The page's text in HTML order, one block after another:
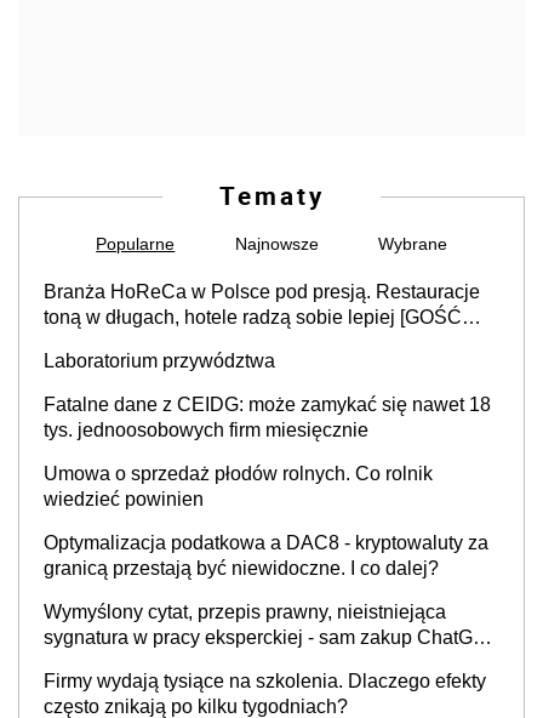
Tematy
Popularne Najnowsze Wybrane
Branża HoReCa w Polsce pod presją. Restauracje
toną w długach, hotele radzą sobie lepiej [GOŚĆ
Laboratorium przywództwa
Fatalne dane z CEIDG: może zamykać się nawet 18
tys. jednoosobowych firm miesięcznie
Umowa o sprzedaż płodów rolnych. Co rolnik
wiedzieć powinien
Optymalizacja podatkowa a DAC8 - kryptowaluty za
granicą przestają być niewidoczne. I co dalej?
Wymyślony cytat, przepis prawny, nieistniejąca
sygnatura w pracy eksperckiej - sam zakup ChatGPT
Firmy wydają tysiące na szkolenia. Dlaczego efekty
często znikają po kilku tygodniach?